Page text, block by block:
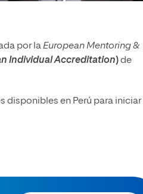
por laEuropean Mentoring &
Individual Accreditation)de
disponibles en Perú para iniciar